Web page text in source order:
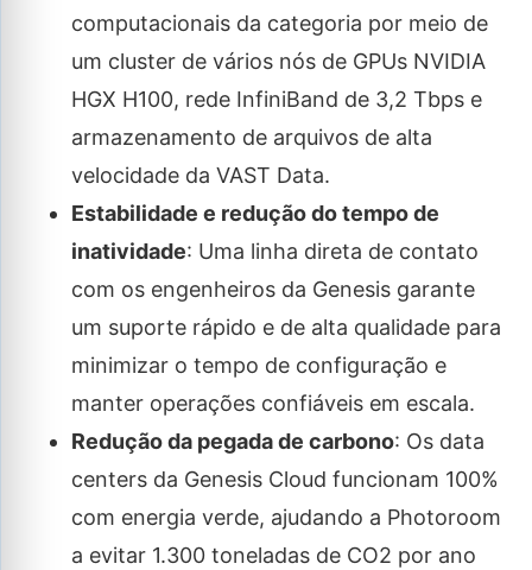
computacionais da categoria por meio de
um cluster de vários nós de GPUs NVIDIA
HGX H100, rede InfiniBand de 3,2 Tbps e
armazenamento de arquivos de alta
velocidade da VAST Data.
Estabilidade e redução do tempo de
inatividade: Uma linha direta de contato
com os engenheiros da Genesis garante
um suporte rápido e de alta qualidade para
minimizar o tempo de configuração e
manter operações confiáveis em escala.
Redução da pegada de carbono: Os data
centers da Genesis Cloud funcionam 100%
com energia verde, ajudando a Photoroom
a evitar 1.300 toneladas de CO2 por ano